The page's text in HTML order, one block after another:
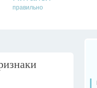
правильно